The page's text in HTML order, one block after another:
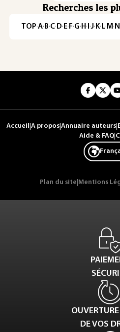
Recherches les
TOP·A·B·C· D· E· F·G· H · ·J· K· L· M · N
Accueil A propos Annuaire auteurs
Aide & FAQ|
Plan du site Mentions
DE VOS